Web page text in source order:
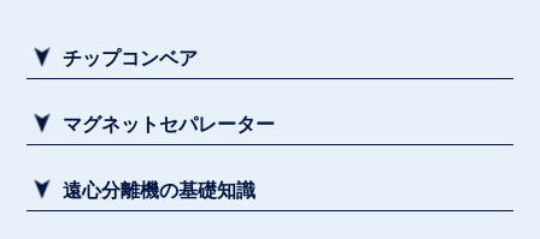
チップコンベア
マグネットセパレーター
遠心分離機の基礎知識